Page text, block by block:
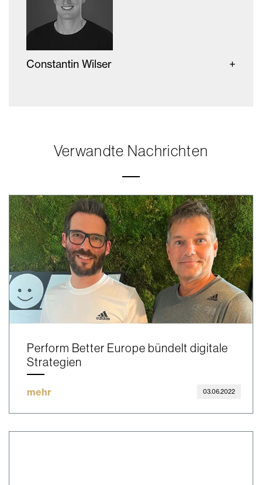
Constantin Wilser
Verwandte Nachrichten
Perform Better Europe bündelt digitale
Strategien
mehr 03.06.2022